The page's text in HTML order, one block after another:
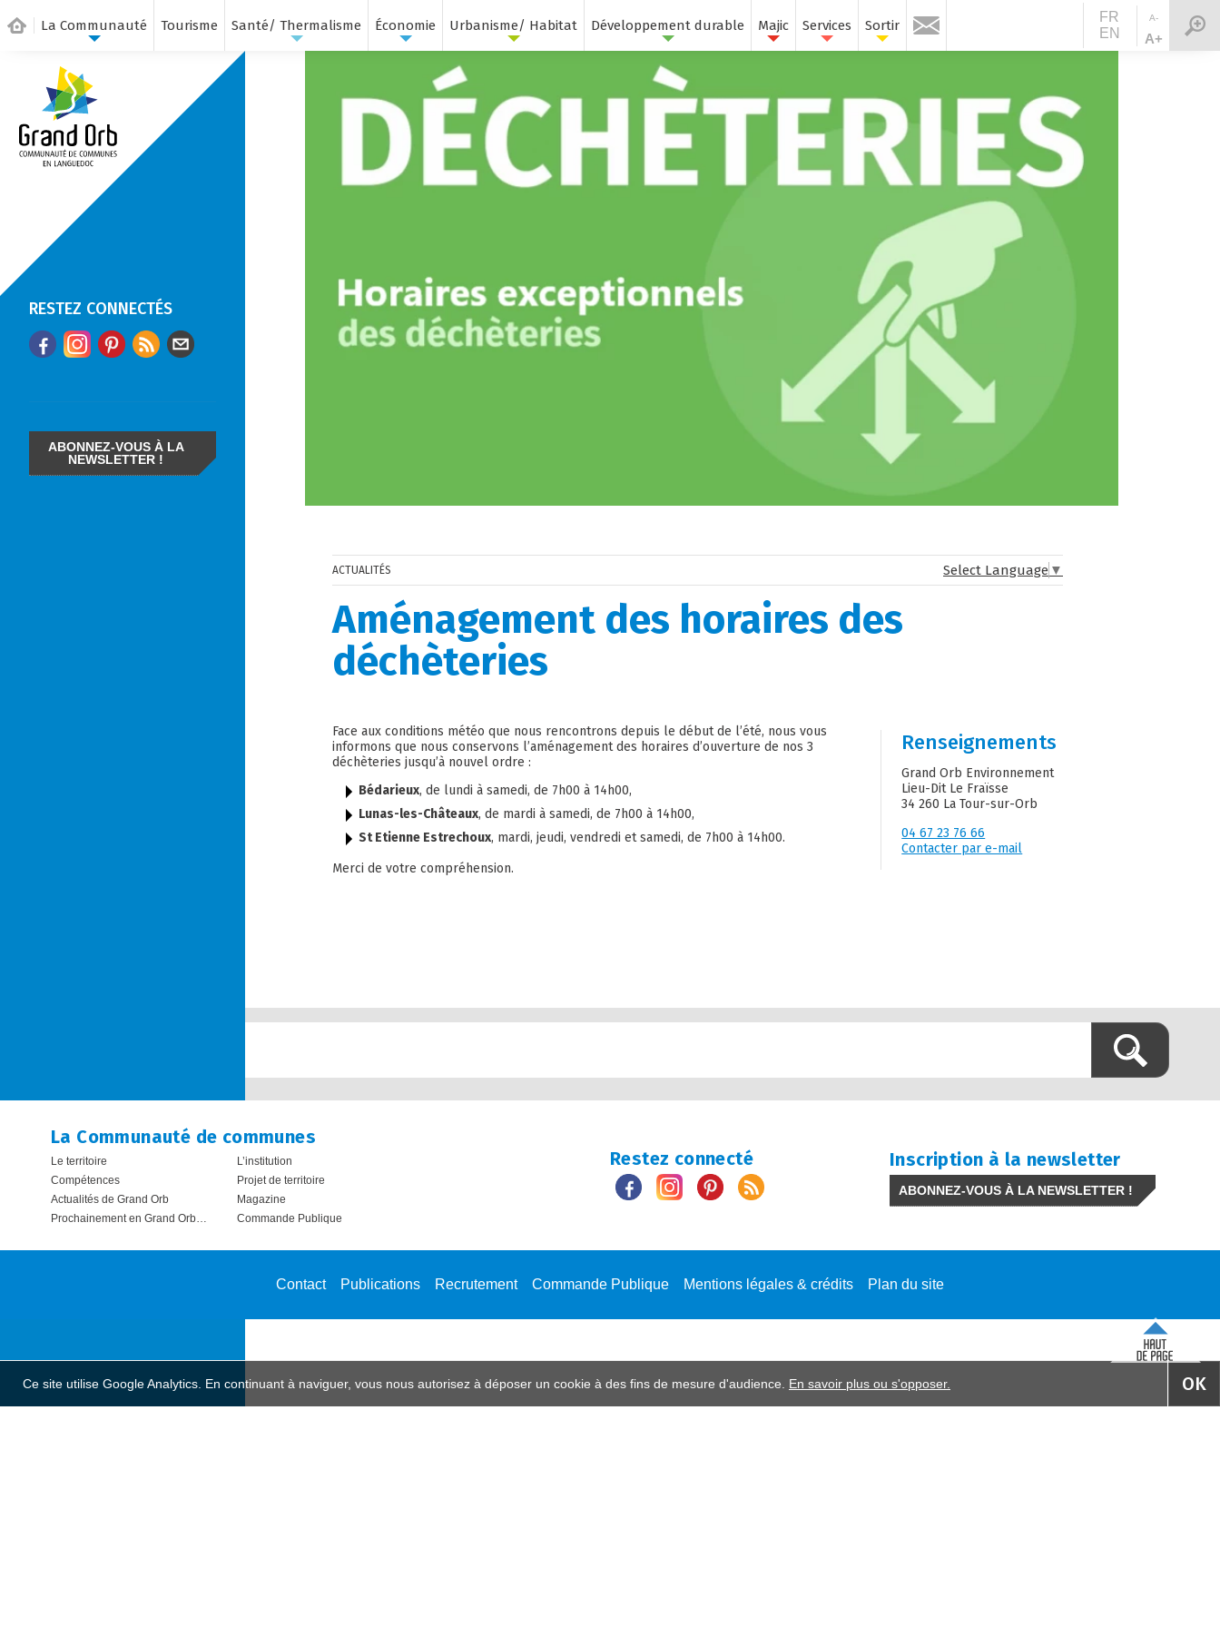
Ce site utilise Google Analytics. En continuant à naviguer, vous nous autorisez à déposer un cookie à des fins de mesure d'audience. En savoir plus ou s'opposer. OK
RESTEZ CONNECTÉS
ABONNEZ-VOUS À LA
NEWSLETTER !
ACTUALITÉS Select Language ▼
Aménagement des horaires des
déchèteries
Face aux conditions météo que nous rencontrons depuis le début de l’été, nous vous
informons que nous conservons l’aménagement des horaires d’ouverture de nos 3
déchèteries jusqu’à nouvel ordre :
Bédarieux, de lundi à samedi, de 7h00 à 14h00,
Lunas-les-Châteaux, de mardi à samedi, de 7h00 à 14h00,
St Etienne Estrechoux, mardi, jeudi, vendredi et samedi, de 7h00 à 14h00.
Merci de votre compréhension.
Renseignements
Grand Orb Environnement
Lieu-Dit Le Fraïsse
34 260 La Tour-sur-Orb
04 67 23 76 66
Contacter par e-mail
La Communauté Tourisme Santé/ Thermalisme Économie Urbanisme/ Habitat Développement durable Majic Services Sortir
FR
EN
A-
A+
La Communauté de communes
Le territoire
L’institution
Compétences
Projet de territoire
Actualités de Grand Orb
Magazine
Prochainement en Grand Orb…
Commande Publique
Restez connecté Inscription à la newsletter
ABONNEZ-VOUS À LA NEWSLETTER !
Contact Publications Recrutement Commande Publique Mentions légales & crédits Plan du site